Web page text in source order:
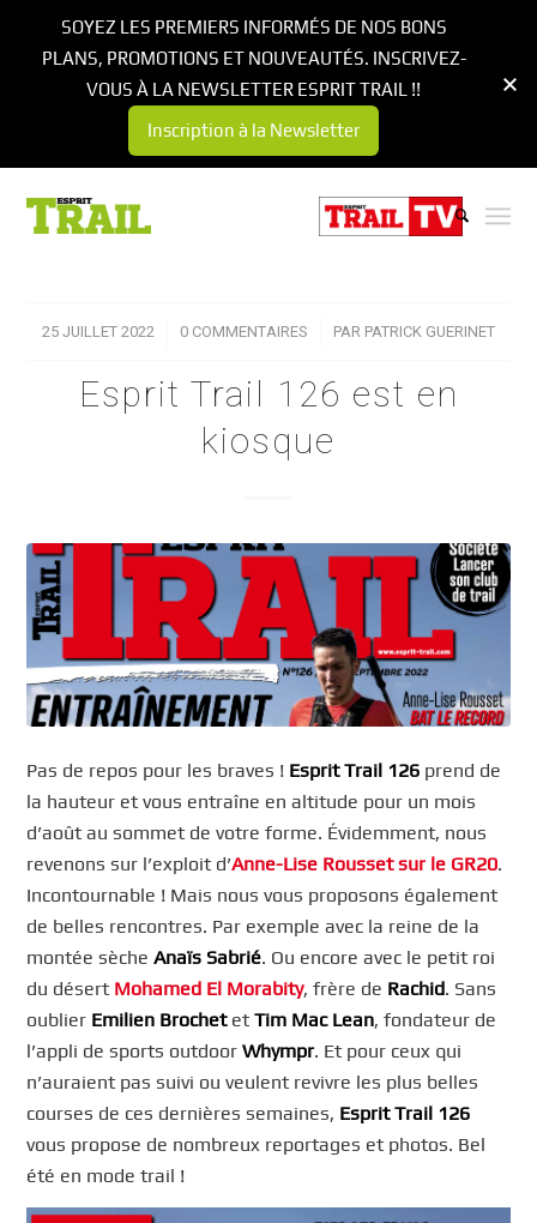
25 JUILLET 2022
/ 0 COMMENTAIRES
/ PAR PATRICK GUERINET
Esprit Trail 126 est en
kiosque
Pas de repos pour les braves ! Esprit Trail 126 prend de
la hauteur et vous entraîne en altitude pour un mois
d’août au sommet de votre forme. Évidemment, nous
revenons sur l’exploit d’Anne-Lise Rousset sur le GR20.
Incontournable ! Mais nous vous proposons également
de belles rencontres. Par exemple avec la reine de la
montée sècheAnaïs Sabrié. Ou encore avec le petit roi
du désert Mohamed El Morabity, frère de Rachid. Sans
oublier Emilien BrochetetTim Mac Lean, fondateur de
l’appli de sports outdoorWhympr. Et pour ceux qui
n’auraient pas suivi ou veulent revivre les plus belles
courses de ces dernières semaines, Esprit Trail 126
vous propose de nombreux reportages et photos. Bel
été en mode trail !
SOYEZ LES PREMIERS INFORMÉS DE NOS BONS
PLANS, PROMOTIONS ET NOUVEAUTÉS. INSCRIVEZ-
VOUS À LA NEWSLETTER ESPRIT TRAIL !!
Inscription à la Newsletter